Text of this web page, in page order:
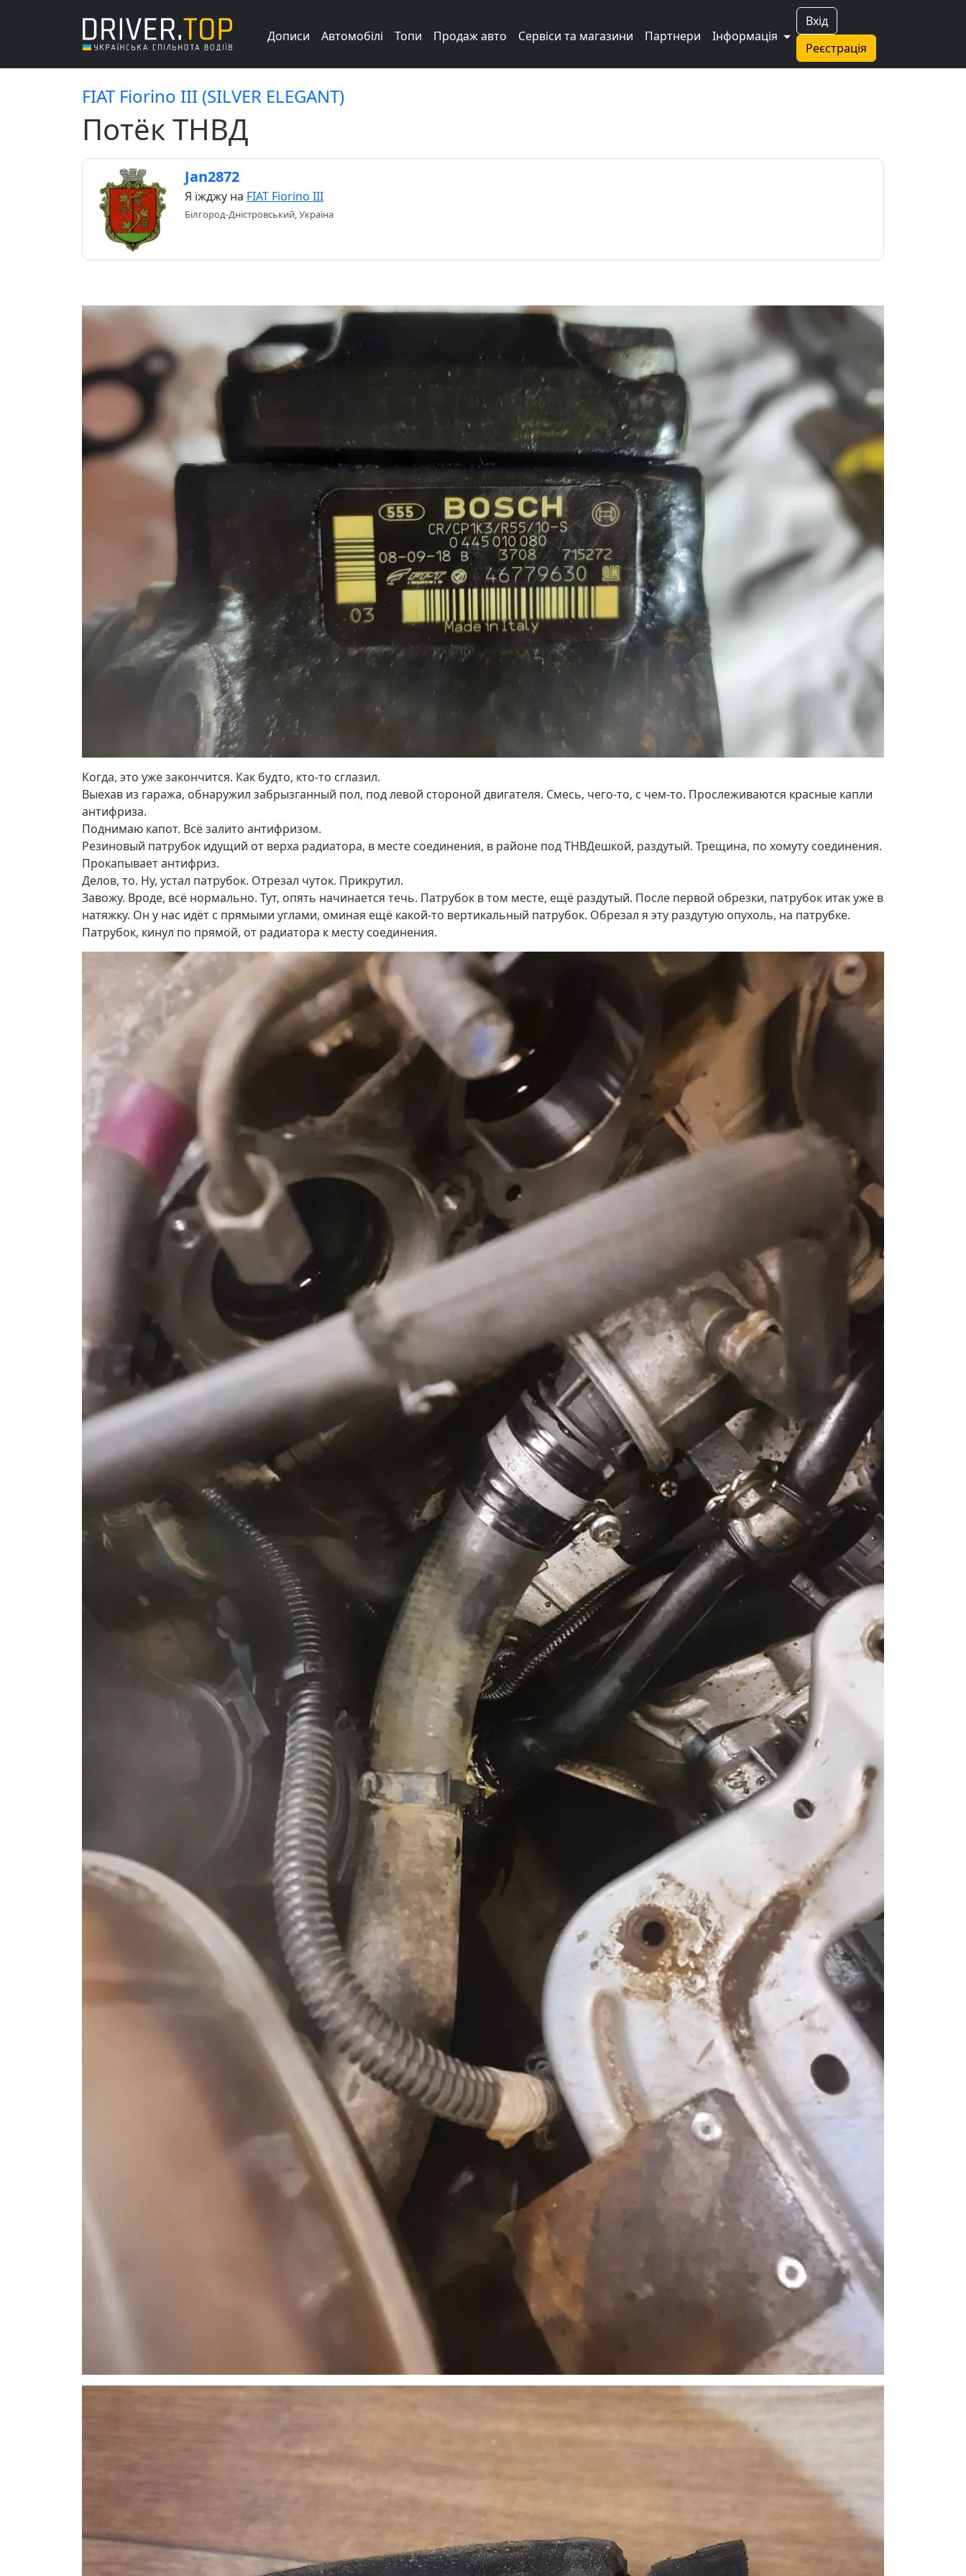
Вхід
Реєстрація
Дописи Автомобілі Топи Продаж авто Сервіси та магазини Партнери Інформація
FIAT Fiorino III (SILVER ELEGANT)
Потёк ТНВД
Jan2872
Я їжджу на FIAT Fiorino III
Білгород-Дністровський, Україна
Когда, это уже закончится. Как будто, кто-то сглазил.
Выехав из гаража, обнаружил забрызганный пол, под левой стороной двигателя. Смесь, чего-то, с чем-то. Прослеживаются красные капли
антифриза.
Поднимаю капот. Всё залито антифризом.
Резиновый патрубок идущий от верха радиатора, в месте соединения, в районе под ТНВДешкой, раздутый. Трещина, по хомуту соединения.
Прокапывает антифриз.
Делов, то. Ну, устал патрубок. Отрезал чуток. Прикрутил.
Завожу. Вроде, всё нормально. Тут, опять начинается течь. Патрубок в том месте, ещё раздутый. После первой обрезки, патрубок итак уже в
натяжку. Он у нас идёт с прямыми углами, оминая ещё какой-то вертикальный патрубок. Обрезал я эту раздутую опухоль, на патрубке.
Патрубок, кинул по прямой, от радиатора к месту соединения.